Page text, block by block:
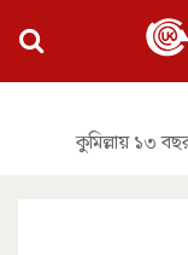
কুমিল্লায় ১৩